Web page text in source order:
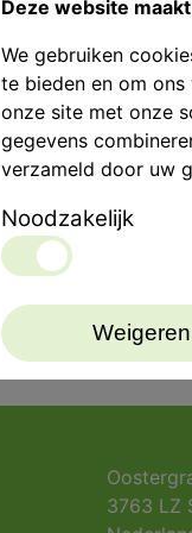
3763 LZ
Deze website
We gebruiken
te bieden en om
onze site met onze
gegevens
verzameld door uw
Noodzakelijk
Weigeren